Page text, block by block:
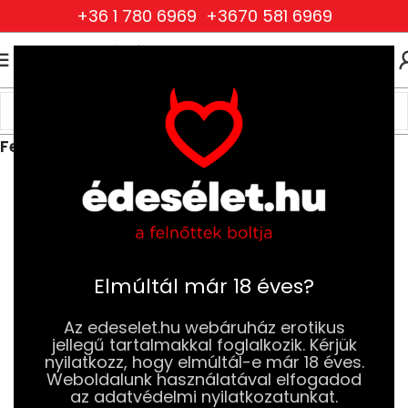
Elmúltál már 18 éves?
Az edeselet.hu webáruház erotikus
jellegű tartalmakkal foglalkozik. Kérjük
nyilatkozz, hogy elmúltál-e már 18 éves.
Weboldalunk használatával elfogadod
az adatvédelmi nyilatkozatunkat.
+36 1 780 6969 +3670 581 6969
Ruhák és Fehérneműk
Női Ruhák és Fehérneműk
Felsők, fűzők és overallok